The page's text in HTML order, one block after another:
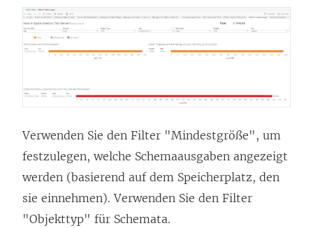
Verwenden Sie den Filter "Mindestgröße", um
festzulegen, welche Schemaausgaben angezeigt
werden (basierend auf dem Speicherplatz, den
sie einnehmen). Verwenden Sie den Filter
"Objekttyp" für Schemata.